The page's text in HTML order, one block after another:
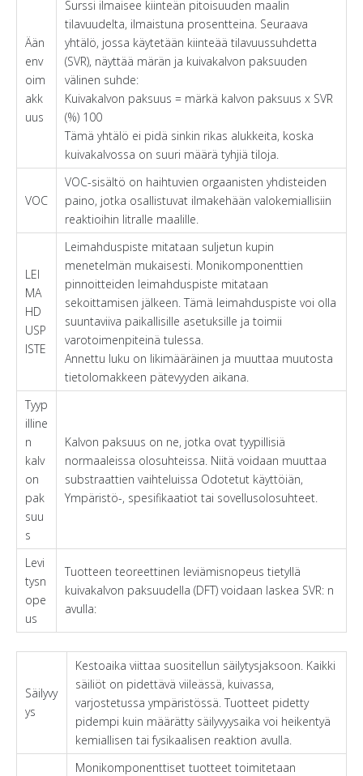
Ään
env
oim
akk
uus
Surssi ilmaisee kiinteän pitoisuuden maalin
tilavuudelta, ilmaistuna prosentteina. Seuraava
yhtälö, jossa käytetään kiinteää tilavuussuhdetta
(SVR), näyttää märän ja kuivakalvon paksuuden
välinen suhde:
Kuivakalvon paksuus = märkä kalvon paksuus x SVR
(%) 100
Tämä yhtälö ei pidä sinkin rikas alukkeita, koska
kuivakalvossa on suuri määrä tyhjiä tiloja.
VOC
VOC-sisältö on haihtuvien orgaanisten yhdisteiden
paino, jotka osallistuvat ilmakehään valokemiallisiin
reaktioihin litralle maalille.
LEI
MA
HD
USP
ISTE
Leimahduspiste mitataan suljetun kupin
menetelmän mukaisesti. Monikomponenttien
pinnoitteiden leimahduspiste mitataan
sekoittamisen jälkeen. Tämä leimahduspiste voi olla
suuntaviiva paikallisille asetuksille ja toimii
varotoimenpiteinä tulessa.
Annettu luku on likimääräinen ja muuttaa muutosta
tietolomakkeen pätevyyden aikana.
Tyyp
illine
n
kalv
on
pak
suu
s
Kalvon paksuus on ne, jotka ovat tyypillisiä
normaaleissa olosuhteissa. Niitä voidaan muuttaa
substraattien vaihteluissa Odotetut käyttöiän,
Ympäristö-, spesifikaatiot tai sovellusolosuhteet.
Levi
tysn
ope
us
Tuotteen teoreettinen leviämisnopeus tietyllä
kuivakalvon paksuudella (DFT) voidaan laskea SVR: n
avulla:
Säilyvy
ys
Kestoaika viittaa suositellun säilytysjaksoon. Kaikki
säiliöt on pidettävä viileässä, kuivassa,
varjostetussa ympäristössä. Tuotteet pidetty
pidempi kuin määrätty säilyvyysaika voi heikentyä
kemiallisen tai fysikaalisen reaktion avulla.
Monikomponenttiset tuotteet toimitetaan